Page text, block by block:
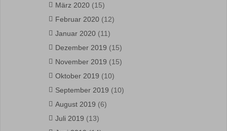
März 2020 (15)
Februar 2020 (12)
Januar 2020 (11)
Dezember 2019 (15)
November 2019 (15)
Oktober 2019 (10)
September 2019 (10)
August 2019 (6)
Juli 2019 (13)